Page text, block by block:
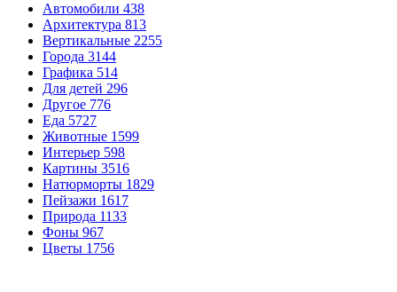
Автомобили 438
Архитектура 813
Вертикальные 2255
Города 3144
Графика 514
Для детей 296
Другое 776
Еда 5727
Животные 1599
Интерьер 598
Картины 3516
Натюрморты 1829
Пейзажи 1617
Природа 1133
Фоны 967
Цветы 1756